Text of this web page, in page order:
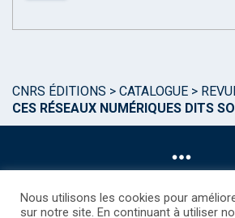
CNRS ÉDITIONS > CATALOGUE >
CES RÉSEAUX NUMÉRIQUES DITS
Nous utilisons les cookies pour
sur notre site. En continuant à utiliser